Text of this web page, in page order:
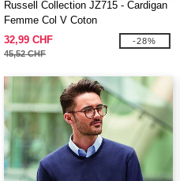
Russell Collection JZ715 - Cardigan
Femme Col V Coton
32,99 CHF
45,52 CHF
-28%